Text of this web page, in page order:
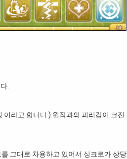
.
라고 합니다.) 원작과의 괴리감이 크진
그대로 차용하고 있어서 싱크로가 상당